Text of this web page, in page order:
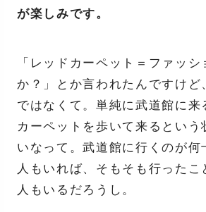
が楽しみです。
「レッドカーペット＝ファッ
か？」とか言われたんですけど
ではなくて。単純に武道館に来
カーペットを歩いて来るという
いなって。武道館に行くのが何
人もいれば、そもそも行ったこ
人もいるだろうし。